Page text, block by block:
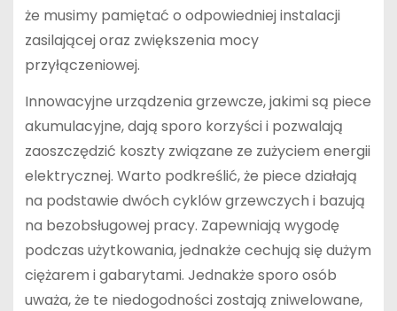
że musimy pamiętać o odpowiedniej instalacji
zasilającej oraz zwiększenia mocy
przyłączeniowej.
Innowacyjne urządzenia grzewcze, jakimi są piece
akumulacyjne, dają sporo korzyści i pozwalają
zaoszczędzić koszty związane ze zużyciem energii
elektrycznej. Warto podkreślić, że piece działają
na podstawie dwóch cyklów grzewczych i bazują
na bezobsługowej pracy. Zapewniają wygodę
podczas użytkowania, jednakże cechują się dużym
ciężarem i gabarytami. Jednakże sporo osób
uważa, że te niedogodności zostają zniwelowane,